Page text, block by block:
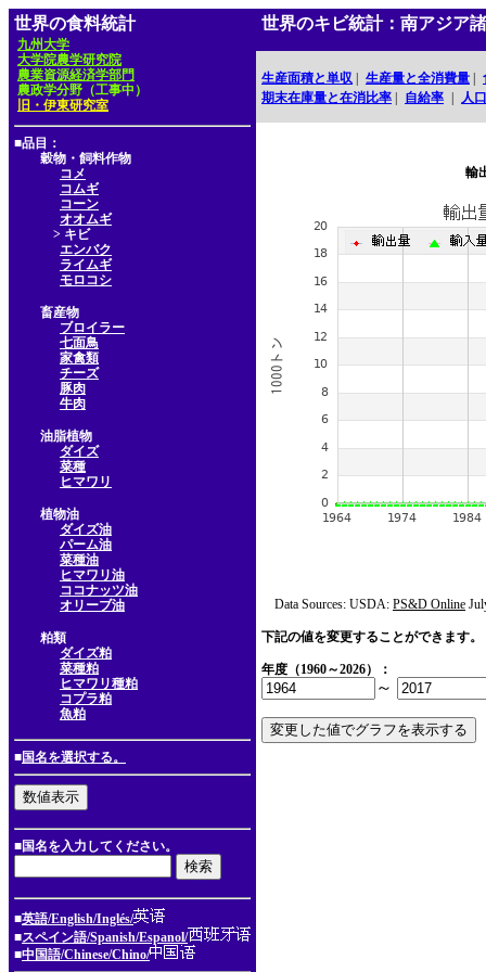
世界の食料統計
九州大学
大学院農学研究院
農業資源経済学部門
農政学分野（工事中）
旧・伊東研究室
■品目：
穀物・飼料作物
コメ
コムギ
コーン
オオムギ
> キビ
エンバク
ライムギ
モロコシ
畜産物
ブロイラー
七面鳥
家禽類
チーズ
豚肉
牛肉
油脂植物
ダイズ
菜種
ヒマワリ
植物油
ダイズ油
パーム油
菜種油
ヒマワリ油
ココナッツ油
オリーブ油
粕類
ダイズ粕
菜種粕
ヒマワリ種粕
コプラ粕
魚粕
■国名を選択する。
■国名を入力してください。
■英語/English/Inglés/
■スペイン語/Spanish/Espanol/
■中国語/Chinese/Chino/
世界のキビ統計：南アジア
生産面積と単収 生産量と全消費量
期末在庫量と在消比率
自給率 人口
輸
Data Sources: USDA: PS&D Online
下記の値を変更することができます。
年度（1960～2026）：
～